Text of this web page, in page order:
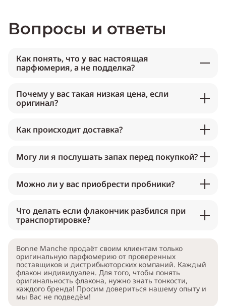
Вопросы и ответы
Как понять, что у вас настоящая
парфюмерия, а не подделка?
Почему у вас такая низкая цена, если
оригинал?
Как происходит доставка?
Могу ли я послушать запах перед покупкой?
Можно ли у вас приобрести пробники?
Что делать если флакончик разбился при
транспортировке?
Bonne Manche продаёт своим клиентам только
оригинальную парфюмерию от проверенных
поставщиков и дистрибьюторских компаний. Каждый
флакон индивидуален. Для того, чтобы понять
оригинальность флакона, нужно знать тонкости,
каждого бренда! Просим довериться нашему опыту и
мы Вас не подведём!